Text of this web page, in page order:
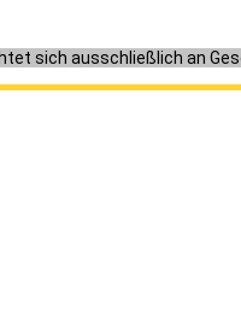
sich ausschließlich an